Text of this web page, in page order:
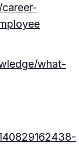
what-